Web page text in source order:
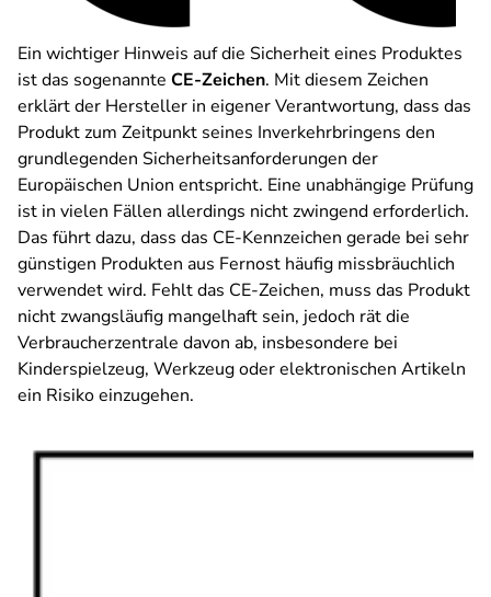
Ein wichtiger Hinweis auf die Sicherheit eines Produktes
ist das sogenannte CE-Zeichen. Mit diesem Zeichen
erklärt der Hersteller in eigener Verantwortung, dass das
Produkt zum Zeitpunkt seines Inverkehrbringens den
grundlegenden Sicherheitsanforderungen der
Europäischen Union entspricht. Eine unabhängige Prüfung
ist in vielen Fällen allerdings nicht zwingend erforderlich.
Das führt dazu, dass das CE-Kennzeichen gerade bei sehr
günstigen Produkten aus Fernost häufig missbräuchlich
verwendet wird. Fehlt das CE-Zeichen, muss das Produkt
nicht zwangsläufig mangelhaft sein, jedoch rät die
Verbraucherzentrale davon ab, insbesondere bei
Kinderspielzeug, Werkzeug oder elektronischen Artikeln
ein Risiko einzugehen.